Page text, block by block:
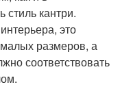
стиль кантри.
это
размеров, а
соответствовать